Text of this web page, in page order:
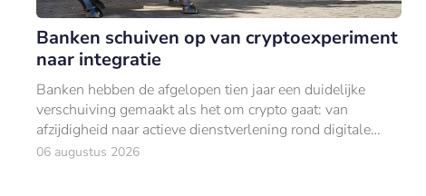
Banken schuiven op van cryptoexperiment
naar integratie
Banken hebben de afgelopen tien jaar een duidelijke
verschuiving gemaakt als het om crypto gaat: van
afzijdigheid naar actieve dienstverlening rond digitale
activa.
06 augustus 2026